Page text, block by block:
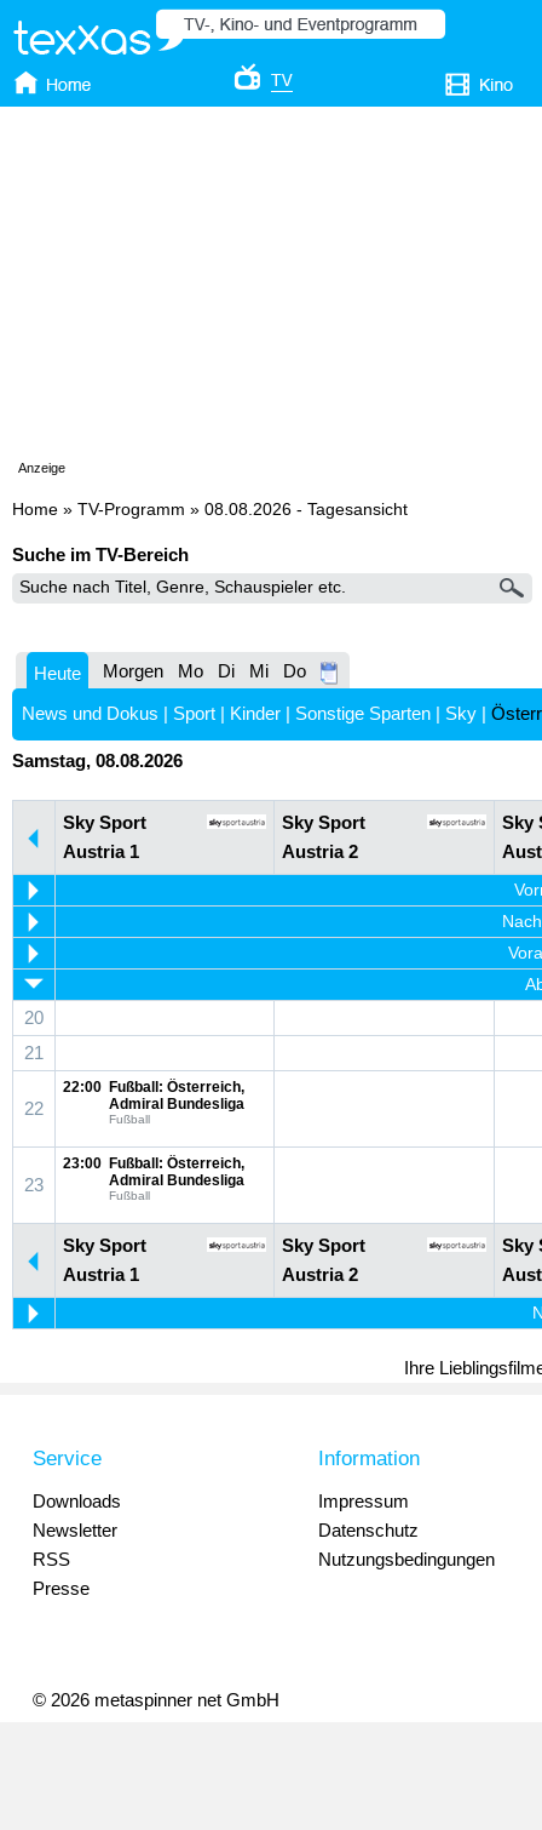
Anzeige
Home » TV-Programm » 08.08.2026 - Tagesansicht
Suche im TV-Bereich
Heute Morgen Mo Di Mi Do
News und Dokus | Sport | Kinder | Sonstige Sparten | Sky |
Samstag, 08.08.2026
Sky Sport
Austria 1
Sky Sport
Austria 2
Sky
20
21
22
22:00 Fußball: Österreich,
Admiral Bundesliga
Fußball
23
23:00 Fußball: Österreich,
Admiral Bundesliga
Fußball
Sky Sport
Austria 1
Sky Sport
Austria 2
Sky
Ihre
Service
Downloads
Newsletter
RSS
Presse
Information
Impressum
Datenschutz
Nutzungsbedingungen
© 2026 metaspinner net GmbH